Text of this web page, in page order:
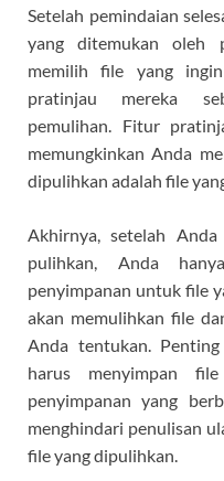
Setelah pemindaian
yang ditemukan oleh
memilih file yang
pratinjau mereka
pemulihan. Fitur
memungkinkan Anda
dipulihkan adalah file
Akhirnya, setelah
pulihkan, Anda
penyimpanan untuk file
akan memulihkan file
Anda tentukan.
harus menyimpan
penyimpanan yang
menghindari penulisan
file yang dipulihkan.